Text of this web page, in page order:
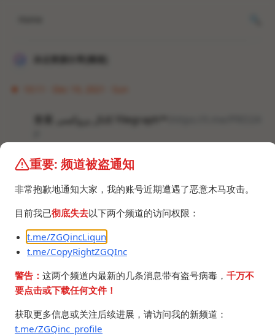
查看 کانال پروکسی Filegraph
#梯子 #VPN #翻墙
©2024 ZGQ Inc.All rights reserved
重要: 频道被盗通知
非常抱歉地通知大家，我的账号近期遭遇了恶意木马攻击。
目前我已彻底失去以下两个频道的访问权限：
t.me/ZGQincLiqun
t.me/CopyRightZGQInc
警告： 这两个频道内最新的几条消息带有盗号病毒， 千万不
要点击或下载任何文件！
获取更多信息或关注后续进展，请访问我的新频道：
t.me/ZGQinc_profile